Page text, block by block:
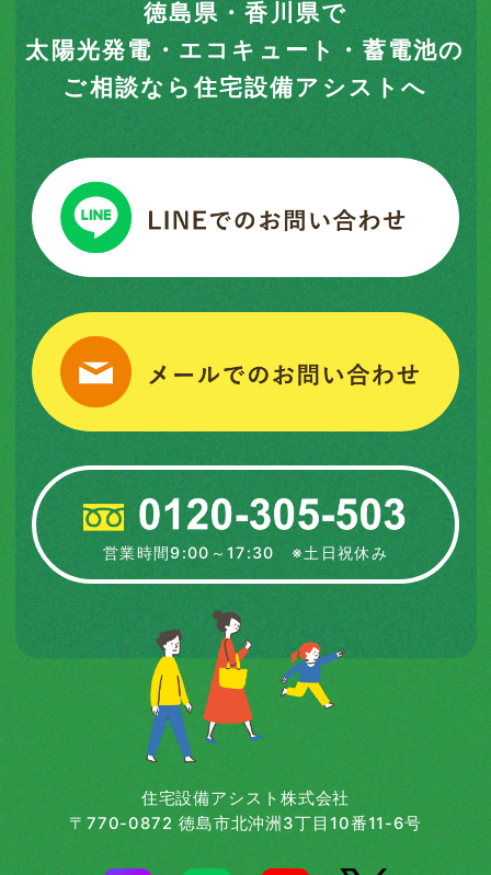
徳島県・香川県で
太陽光発電・エコキュート・蓄電池の
ご相談なら住宅設備アシストへ
営業時間9:00～17:30 ※土日祝休み
住宅設備アシスト株式会社
〒770-0872 徳島市北沖洲3丁目10番11-6号